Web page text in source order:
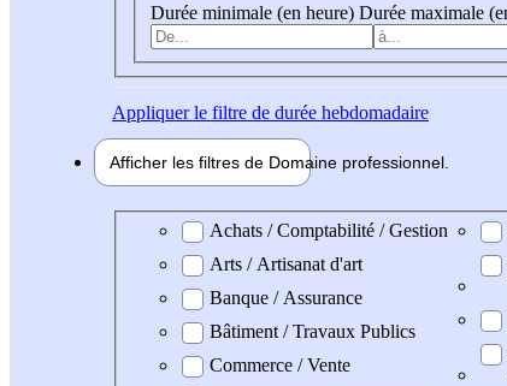
Durée minimale (en heure) Durée maximale
Appliquerle filtre de durée hebdomadaire
Afficher les filtres de Domaine professionnel
Domaine professionel
Achats / Comptabilité / Gestion
Arts / Artisanat d'art
Banque / Assurance
Bâtiment / Travaux Publics
Commerce / Vente